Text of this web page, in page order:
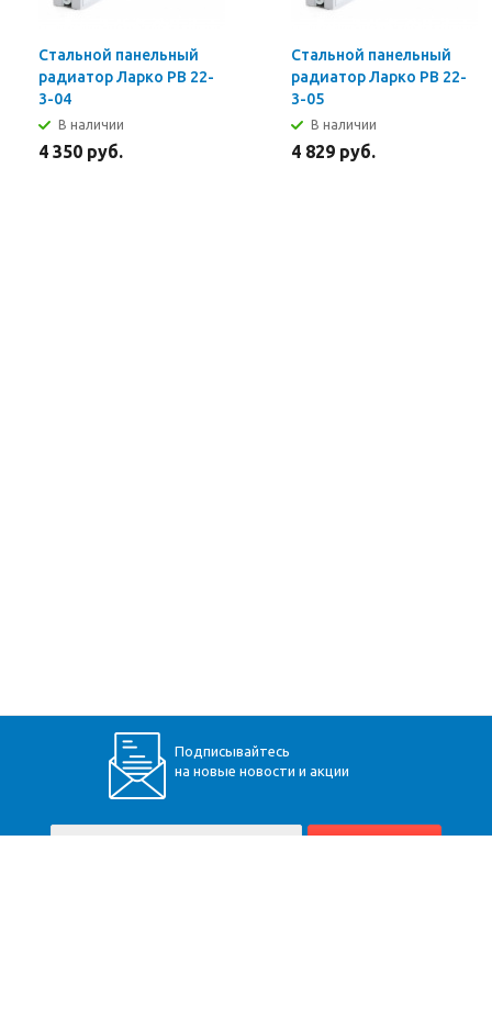
Стальной панельный
радиатор Ларко PB 22-
3-04
В наличии
4 350 руб.
Стальной панельный
радиатор Ларко PB 22-
3-05
В наличии
4 829 руб.
Подписывайтесь
на новые новости и акции